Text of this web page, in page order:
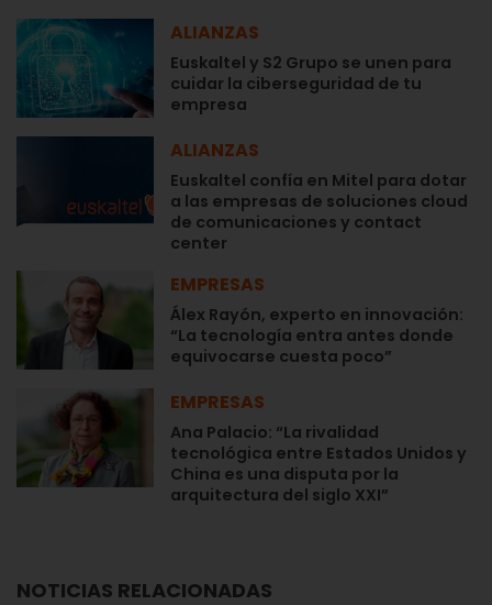
ALIANZAS
Euskaltel y S2 Grupo se unen para
cuidar la ciberseguridad de tu
empresa
ALIANZAS
Euskaltel confía en Mitel para dotar
a las empresas de soluciones cloud
de comunicaciones y contact
center
EMPRESAS
Álex Rayón, experto en innovación:
“La tecnología entra antes donde
equivocarse cuesta poco”
EMPRESAS
Ana Palacio: “La rivalidad
tecnológica entre Estados Unidos y
China es una disputa por la
arquitectura del siglo XXI”
NOTICIAS RELACIONADAS